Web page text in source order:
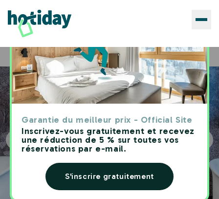
Garantie du meilleur prix - Official Site
Inscrivez-vous gratuitement et recevez
une réduction de 5 % sur toutes vos
réservations par e-mail.
S'inscrire gratuitement
Home Hôtels Hotiday Rome Trevi